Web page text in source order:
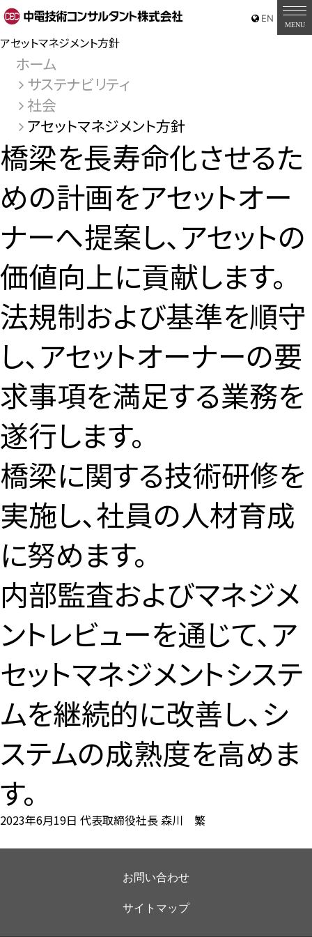
［道路交通部､国土･海洋部､企画部］
アセットマネジメント方針
ホーム
サステナビリティ
社会
アセットマネジメント方針
橋梁を長寿命化させるた
めの計画をアセットオー
ナーへ提案し、アセットの
価値向上に貢献します。
法規制および基準を順守
し、アセットオーナーの要
求事項を満足する業務を
遂行します。
橋梁に関する技術研修を
実施し、社員の人材育成
に努めます。
内部監査およびマネジメ
ントレビューを通じて、ア
セットマネジメントシステ
ムを継続的に改善し、シ
ステムの成熟度を高めま
す。
2023年6月19日 代表取締役社長森川 繁
お問い合わせ
サイトマップ